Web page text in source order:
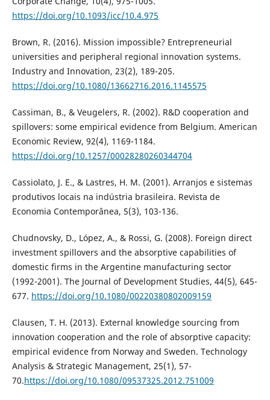
https://doi.org/10.1093/icc/10.4.975
Brown, R. (2016). Mission impossible? Entrepreneurial
universities and peripheral regional innovation systems.
Industry and Innovation, 23(2), 189-205.
https://doi.org/10.1080/13662716.2016.1145575
Cassiman, B., & Veugelers, R. (2002). R&D cooperation and
spillovers: some empirical evidence from Belgium. American
Economic Review, 92(4), 1169-1184.
https://doi.org/10.1257/00028280260344704
Cassiolato, J. E., & Lastres, H. M. (2001). Arranjos e sistemas
produtivos locais na indústria brasileira. Revista de
Economia Contemporânea, 5(3), 103-136.
Chudnovsky, D., López, A., & Rossi, G. (2008). Foreign direct
investment spillovers and the absorptive capabilities of
domestic firms in the Argentine manufacturing sector
(1992-2001). The Journal of Development Studies, 44(5), 645-
677. https://doi.org/10.1080/00220380802009159
Clausen, T. H. (2013). External knowledge sourcing from
innovation cooperation and the role of absorptive capacity:
empirical evidence from Norway and Sweden. Technology
Analysis & Strategic Management, 25(1), 57-
70.https://doi.org/10.1080/09537325.2012.751009